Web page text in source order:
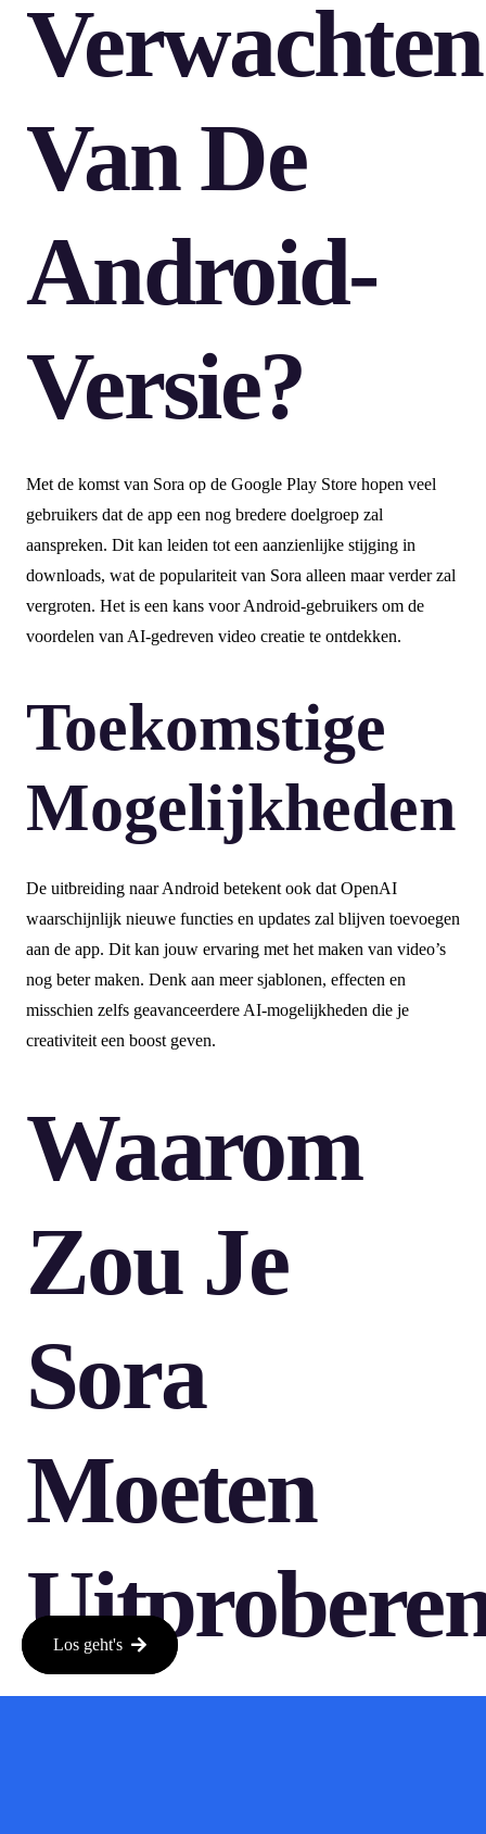
Verwachten
Van De
Android-
Versie?
Met de komst van Sora op de Google Play Store hopen veel
gebruikers dat de app een nog bredere doelgroep zal
aanspreken. Dit kan leiden tot een aanzienlijke stijging in
downloads, wat de populariteit van Sora alleen maar verder zal
vergroten. Het is een kans voor Android-gebruikers om de
voordelen van AI-gedreven video creatie te ontdekken.
Toekomstige
Mogelijkheden
De uitbreiding naar Android betekent ook dat OpenAI
waarschijnlijk nieuwe functies en updates zal blijven toevoegen
aan de app. Dit kan jouw ervaring met het maken van video’s
nog beter maken. Denk aan meer sjablonen, effecten en
misschien zelfs geavanceerdere AI-mogelijkheden die je
creativiteit een boost geven.
Waarom
Zou Je
Sora
Moeten
Als je nog geen gebruik hebt gemaakt van Sora, is dit het
Los geht's